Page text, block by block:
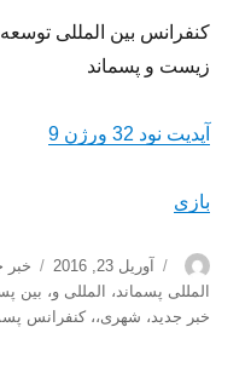
کنفرانس بین المللی
زیست و پسماند
آپدیت نود 32 ورژن 9
بازی
نویسنده
ارسال
شده
در
آوریل 23, 2016 خبر
المللی پسماند، المللی و، بین
خبر جدید، شهرى،،کنفرانس